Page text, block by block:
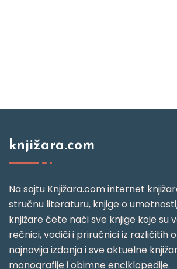
knjižara.com
Na sajtu Knjižara.com internet
stručnu literaturu, knjige o
knjižare ćete naći sve knjige koje su
rečnici, vodiči i priručnici iz različitih
najnovija izdanja i sve aktuelne
monografije i obimne enciklopedije.